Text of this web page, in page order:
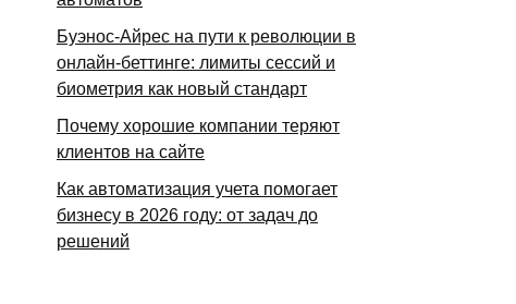
Буэнос-Айрес на пути к революции в
онлайн-беттинге: лимиты сессий и
биометрия как новый стандарт
Почему хорошие компании теряют
клиентов на сайте
Как автоматизация учета помогает
бизнесу в 2026 году: от задач до
решений